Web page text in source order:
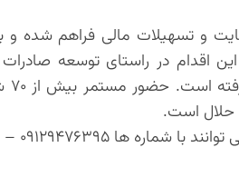
و تسهیلات مالی فراهم شده و
اقدام در راستای توسعه
حلال است.
– ۰۳۱۳۲۶۱۱۶۱۸ تماس حاصل نمایند.